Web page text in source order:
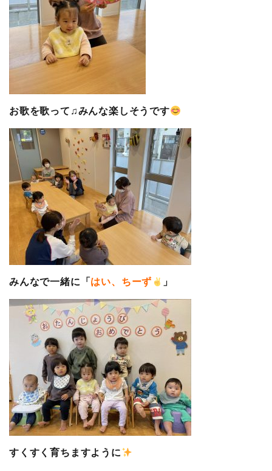
お歌を歌って♫みんな楽しそうです
みんなで一緒に「 はい、ちーず 」
すくすく育ちますように